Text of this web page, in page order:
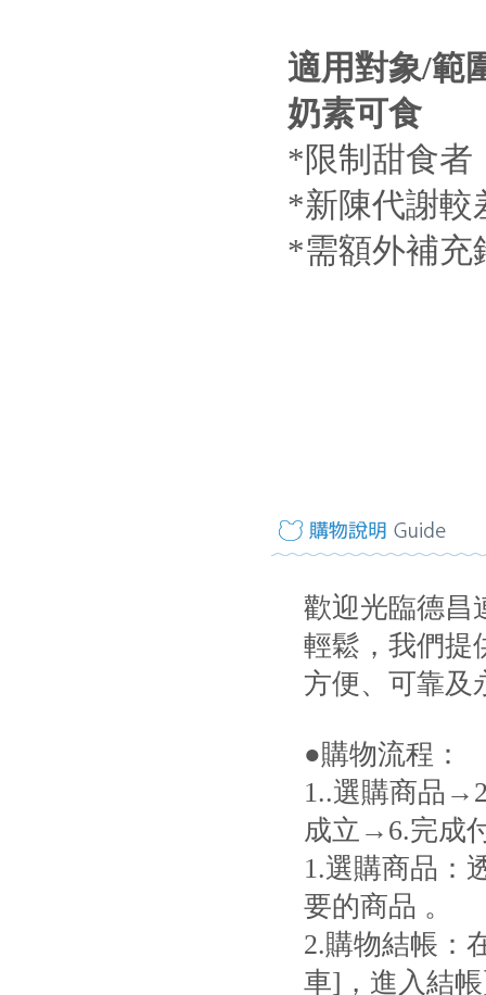
適用對象/範
奶素可食
*限制甜食者
*新陳代謝較
*需額外補充
歡迎光臨德昌
輕鬆，我們提
方便、可靠及
●購物流程：
1..選購商品
成立→6.完成
1.選購商品：
要的商品 。
2.購物結帳：
車]，進入結